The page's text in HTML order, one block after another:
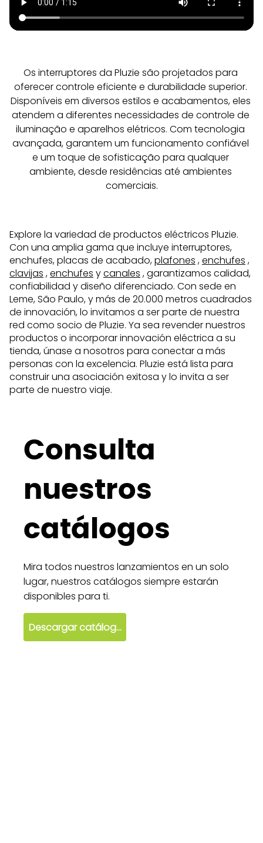
Os interruptores da Pluzie são projetados para
oferecer controle eficiente e durabilidade superior.
Disponíveis em diversos estilos e acabamentos, eles
atendem a diferentes necessidades de controle de
iluminação e aparelhos elétricos. Com tecnologia
avançada, garantem um funcionamento confiável
e um toque de sofisticação para qualquer
ambiente, desde residências até ambientes
comerciais.
Explore la variedad de productos eléctricos Pluzie.
Con una amplia gama que incluye interruptores,
enchufes, placas de acabado,plafones ,enchufes ,
clavijas ,enchufes ycanales , garantizamos calidad,
confiabilidad y diseño diferenciado. Con sede en
Leme, São Paulo, y más de 20.000 metros cuadrados
de innovación, lo invitamos a ser parte de nuestra
red como socio de Pluzie. Ya sea revender nuestros
productos o incorporar innovación eléctrica a su
tienda, únase a nosotros para conectar a más
personas con la excelencia. Pluzie está lista para
construir una asociación exitosa y lo invita a ser
parte de nuestro viaje.
Consulta
nuestros
catálogos
Mira todos nuestros lanzamientos en un solo
lugar, nuestros catálogos siempre estarán
disponibles para ti.
Descargar catálogo